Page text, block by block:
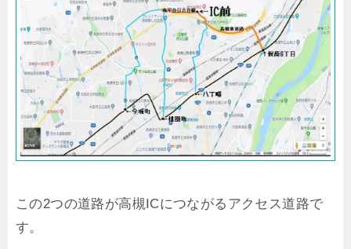
この2つの道路が高槻ICにつながるアクセス道路で
す。